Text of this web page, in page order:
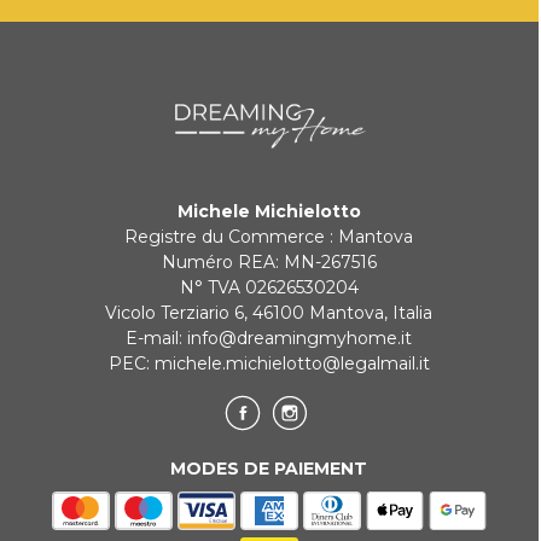
REDIRECTIONS BANCAIRES
rapidement.
Michele Michielotto
Registre du Commerce : Mantova
Numéro REA: MN-267516
N° TVA 02626530204
Vicolo Terziario 6, 46100 Mantova, Italia
E-mail: info@dreamingmyhome.it
PEC: michele.michielotto@legalmail.it
MODES DE PAIEMENT